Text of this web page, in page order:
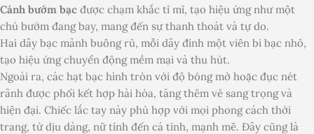
Cánh bướm bạc được chạm khắc tỉ mỉ, tạo hiệu ứng như một
chú bướm đang bay, mang đến sự thanh thoát và tự do.
Hai dây bạc mảnh buông rủ, mỗi dây đính một viên bi bạc nhỏ,
tạo hiệu ứng chuyển động mềm mại và thu hút.
Ngoài ra, các hạt bạc hình tròn với độ bóng mờ hoặc đục nét
rãnh được phối kết hợp hài hòa, tăng thêm vẻ sang trọng và
hiện đại. Chiếc lắc tay này phù hợp với mọi phong cách thời
trang, từ dịu dàng, nữ tính đến cá tính, mạnh mẽ. Đây cũng là